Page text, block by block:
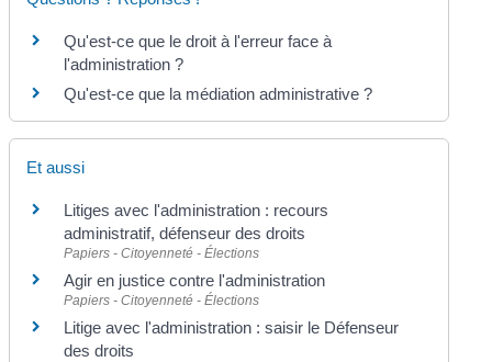
Qu'est-ce que le droit à l'erreur face à
l'administration ?
Qu'est-ce que la médiation administrative ?
Et aussi
Litiges avec l'administration : recours
administratif, défenseur des droits
Papiers - Citoyenneté - Élections
Agir en justice contre l'administration
Papiers - Citoyenneté - Élections
Litige avec l'administration : saisir le Défenseur
des droits